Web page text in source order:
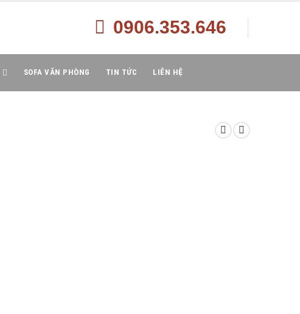
0906.353.646
SOFA VĂN PHÒNG TIN TỨC LIÊN HỆ